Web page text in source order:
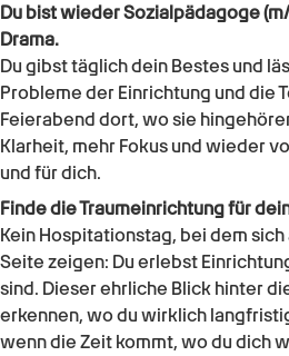
Du bist wieder Sozialpädagoge
Drama.
Du gibst täglich dein Bestes und
Probleme der Einrichtung und die
Feierabend dort, wo sie
Klarheit, mehr Fokus und wieder
und für dich.
Finde die Traumeinrichtung für
Kein Hospitationstag, bei dem
Seite zeigen: Du erlebst
sind. Dieser ehrliche Blick hinter
erkennen, wo du wirklich
wenn die Zeit kommt, wo du dich